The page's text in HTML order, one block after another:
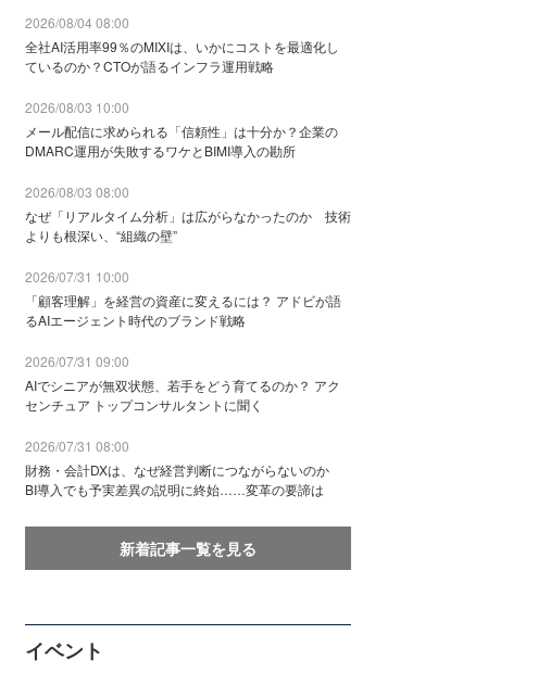
2026/08/04 08:00
全社AI活用率99％のMIXIは、いかにコストを最適化し
ているのか？CTOが語るインフラ運用戦略
2026/08/03 10:00
メール配信に求められる「信頼性」は十分か？企業の
DMARC運用が失敗するワケとBIMI導入の勘所
2026/08/03 08:00
なぜ「リアルタイム分析」は広がらなかったのか 技術
よりも根深い、“組織の壁”
2026/07/31 10:00
「顧客理解」を経営の資産に変えるには？ アドビが語
るAIエージェント時代のブランド戦略
2026/07/31 09:00
AIでシニアが無双状態、若手をどう育てるのか？ アク
センチュア トップコンサルタントに聞く
2026/07/31 08:00
財務・会計DXは、なぜ経営判断につながらないのか
BI導入でも予実差異の説明に終始……変革の要諦は
新着記事一覧を見る
イベント